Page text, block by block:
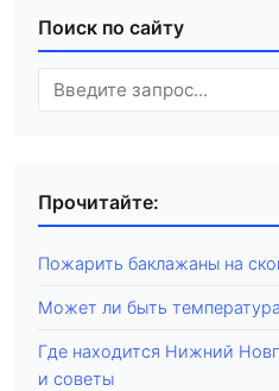
Поиск по сайту
Прочитайте:
Пожарить баклажаны на
Может ли быть
Где находится Нижний
и советы